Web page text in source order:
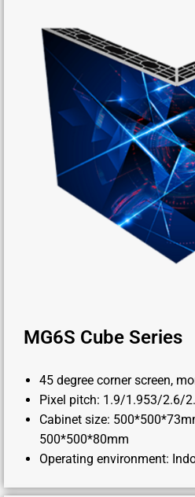
MG6S Cube Series
45 degree corner screen,
Pixel pitch: 1.9/1.953/2.6/
Cabinet size:
500*500*80mm
Operating environment: